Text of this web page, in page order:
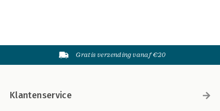
Gratis verzending vanaf €20
Klantenservice